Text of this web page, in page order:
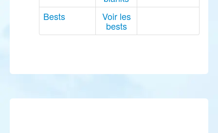
Bests
Voir les
bests